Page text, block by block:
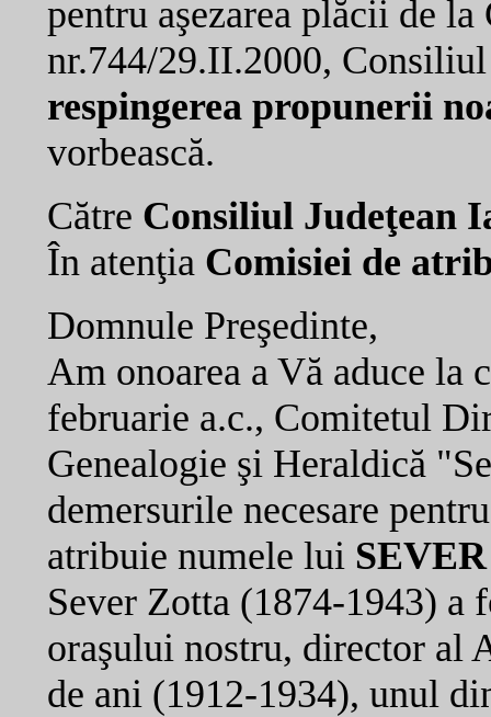
pentru aşezarea plăcii de
nr.744/29.II.2000,
respingerea propunerii
vorbească.
Către Consiliul Judeţean
În atenţia Comisiei de
Domnule Preşedinte,
Am onoarea a Vă aduce la
februarie a.c., Comitetul
Genealogie şi Heraldică
demersurile necesare
atribuie numele lui
Sever Zotta (1874-1943)
oraşului nostru, director al
de ani (1912-1934), unul